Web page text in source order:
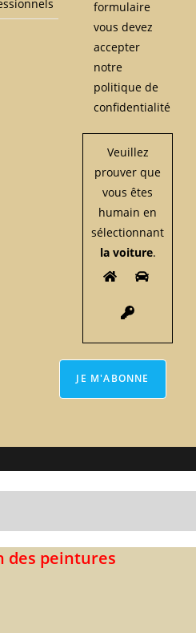
formulaire
vous devez
accepter
notre
politique de
confidentialité
Veuillez
prouver que
vous êtes
humain en
sélectionnant
la voiture.
des peintures